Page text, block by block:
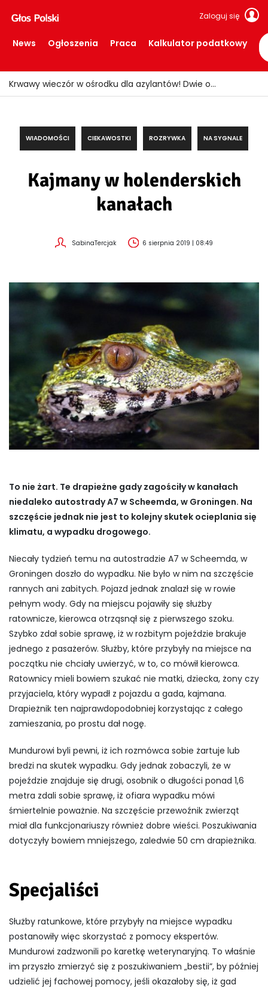
Zaloguj się
News Ogłoszenia Praca Kalkulator podatkowy
Polacy w Holandii mogą dostać setki euro na dzieci! Wiele rodzin nie zna tych świadczeń
WIADOMOŚCI CIEKAWOSTKI ROZRYWKA NA SYGNALE
Kajmany w holenderskich
kanałach
SabinaTercjak 6 sierpnia 2019 | 08:49
To nie żart. Te drapieżne gady zagościły w kanałach
niedaleko autostrady A7 w Scheemda, w Groningen. Na
szczęście jednak nie jest to kolejny skutek ocieplania się
klimatu, a wypadku drogowego.
Niecały tydzień temu na autostradzie A7 w Scheemda, w
Groningen doszło do wypadku. Nie było w nim na szczęście
rannych ani zabitych. Pojazd jednak znalazł się w rowie
pełnym wody. Gdy na miejscu pojawiły się służby
ratownicze, kierowca otrząsnął się z pierwszego szoku.
Szybko zdał sobie sprawę, iż w rozbitym pojeździe brakuje
jednego z pasażerów. Służby, które przybyły na miejsce na
początku nie chciały uwierzyć, w to, co mówił kierowca.
Ratownicy mieli bowiem szukać nie matki, dziecka, żony czy
przyjaciela, który wypadł z pojazdu a gada, kajmana.
Drapieżnik ten najprawdopodobniej korzystając z całego
zamieszania, po prostu dał nogę.
Mundurowi byli pewni, iż ich rozmówca sobie żartuje lub
bredzi na skutek wypadku. Gdy jednak zobaczyli, że w
pojeździe znajduje się drugi, osobnik o długości ponad 1,6
metra zdali sobie sprawę, iż ofiara wypadku mówi
śmiertelnie poważnie. Na szczęście przewoźnik zwierząt
miał dla funkcjonariuszy również dobre wieści. Poszukiwania
dotyczyły bowiem mniejszego, zaledwie 50 cm drapieżnika.
Specjaliści
Służby ratunkowe, które przybyły na miejsce wypadku
postanowiły więc skorzystać z pomocy ekspertów.
Mundurowi zadzwonili po karetkę weterynaryjną. To właśnie
im przyszło zmierzyć się z poszukiwaniem „bestii”, by później
udzielić jej fachowej pomocy, jeśli okazałoby się, iż gad